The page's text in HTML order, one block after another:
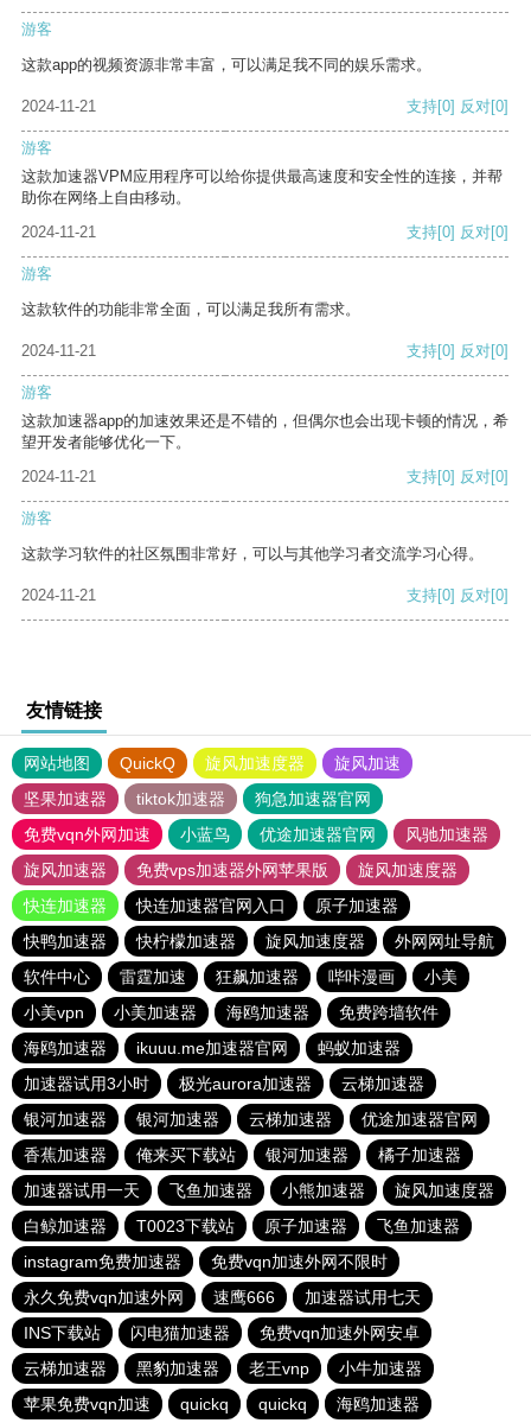
游客
这款app的视频资源非常丰富，可以满足我不同的娱乐需求。
2024-11-21 支持[0] 反对[0]
游客
这款加速器VPM应用程序可以给你提供最高速度和安全性的连接，并帮
助你在网络上自由移动。
2024-11-21
支持[0] 反对[0]
游客
这款软件的功能非常全面，可以满足我所有需求。
2024-11-21 支持[0] 反对[0]
游客
这款加速器app的加速效果还是不错的，但偶尔也会出现卡顿的情况，希
望开发者能够优化一下。
2024-11-21
支持[0] 反对[0]
游客
这款学习软件的社区氛围非常好，可以与其他学习者交流学习心得。
2024-11-21 支持[0] 反对[0]
友情链接
网站地图 QuickQ 旋风加速度器
旋风加速
坚果加速器
tiktok加速器
狗急加速器官网
免费vqn外网加速
小蓝鸟 优途加速器官网
风驰加速器
旋风加速器
免费vps加速器外网苹果版
旋风加速度器
快连加速器
快连加速器官网入口
原子加速器
快鸭加速器
快柠檬加速器 旋风加速度器
外网网址导航
软件中心
雷霆加速 狂飙加速器 哔咔漫画
小美
小美vpn
小美加速器 海鸥加速器
免费跨墙软件
海鸥加速器
ikuuu.me加速器官网
蚂蚁加速器
加速器试用3小时
极光aurora加速器
云梯加速器
银河加速器
银河加速器 云梯加速器
优途加速器官网
香蕉加速器
俺来买下载站 银河加速器
橘子加速器
加速器试用一天
飞鱼加速器 小熊加速器
旋风加速度器
白鲸加速器
T0023下载站 原子加速器
飞鱼加速器
instagram免费加速器
免费vqn加速外网不限时
永久免费vqn加速外网
速鹰666
加速器试用七天
INS下载站
闪电猫加速器
免费vqn加速外网安卓
云梯加速器
黑豹加速器 老王vnp
小牛加速器
苹果免费vqn加速
quickq quickq 海鸥加速器